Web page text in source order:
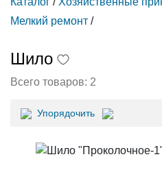
Мелкий ремонт /
Шило
Всего товаров: 2
Упорядочить